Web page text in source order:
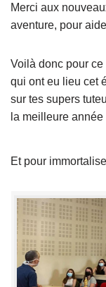
Merci aux
aventure, pour
Voilà donc pour
qui ont eu lieu cet
sur tes supers
la meilleure
Et pour